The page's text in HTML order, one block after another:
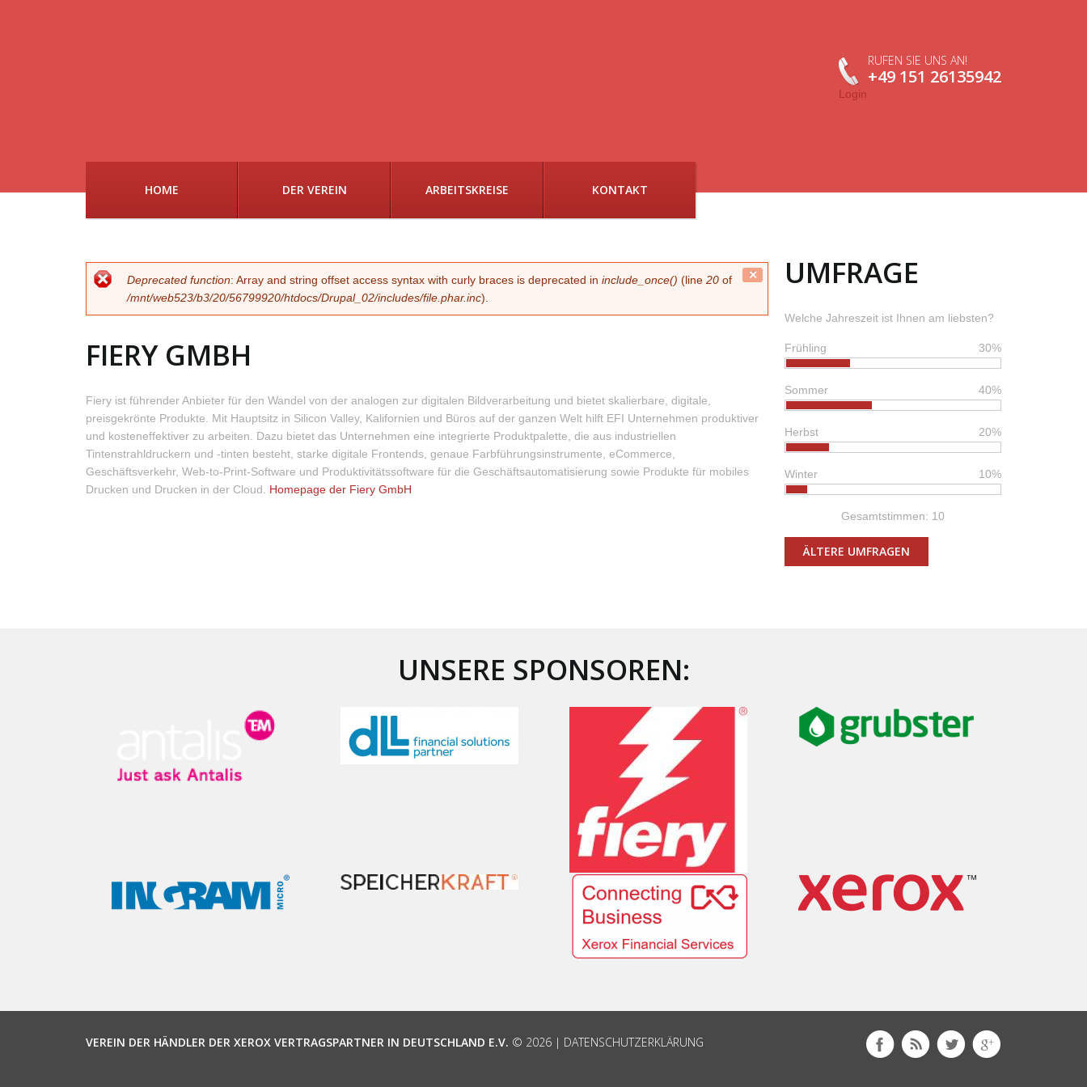
RUFEN SIE UNS AN!
+49 151 26135942
Login
HOME DER VEREIN ARBEITSKREISE KONTAKT
UMFRAGE
Welche Jahreszeit ist Ihnen am liebsten?
30%
Frühling
40%
Sommer
20%
Herbst
10%
Winter
Gesamtstimmen: 10
ÄLTERE UMFRAGEN
Close
this
FEHLERMELDUNG
Deprecated function: Array and string offset access syntax with curly braces is deprecated in include_once() (line 20 of
/mnt/web523/b3/20/56799920/htdocs/Drupal_02/includes/file.phar.inc).
FIERY GMBH
Fiery ist führender Anbieter für den Wandel von der analogen zur digitalen Bildverarbeitung und bietet skalierbare, digitale,
preisgekrönte Produkte. Mit Hauptsitz in Silicon Valley, Kalifornien und Büros auf der ganzen Welt hilft EFI Unternehmen produktiver
und kosteneffektiver zu arbeiten. Dazu bietet das Unternehmen eine integrierte Produktpalette, die aus industriellen
Tintenstrahldruckern und -tinten besteht, starke digitale Frontends, genaue Farbführungsinstrumente, eCommerce,
Geschäftsverkehr, Web-to-Print-Software und Produktivitätssoftware für die Geschäftsautomatisierung sowie Produkte für mobiles
Drucken und Drucken in der Cloud. Homepage der Fiery GmbH
UNSERE SPONSOREN:
VEREIN DER HÄNDLER DER XEROX VERTRAGSPARTNER IN DEUTSCHLAND E.V. © 2026 | DATENSCHUTZERKLÄRUNG